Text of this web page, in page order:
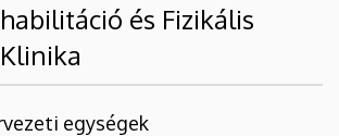
és Fizikális
egységek